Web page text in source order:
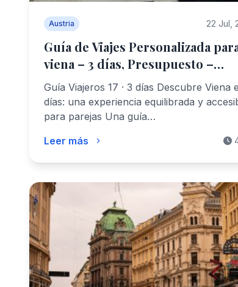
Austria 22 Jul,
Guía de Viajes Personalizada
viena – 3 días, Presupuesto –
GuiaViajeros17
Guía Viajeros 17 · 3 días Descubre Viena
días: una experiencia equilibrada y
para parejas Una guía…
Leer más